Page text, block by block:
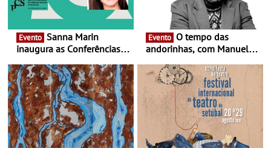
Evento
inaugura as Conferências
Antiga primeira-ministra da
Finlândia é a convidada da
primeira edição do novo
ciclo de debates dedicado
aos grandes temas do
nosso tempo
Evento
andorinhas, com Manuel
Atum - Concerto
performance na MAAT
Gallery a 3 de Setembro,